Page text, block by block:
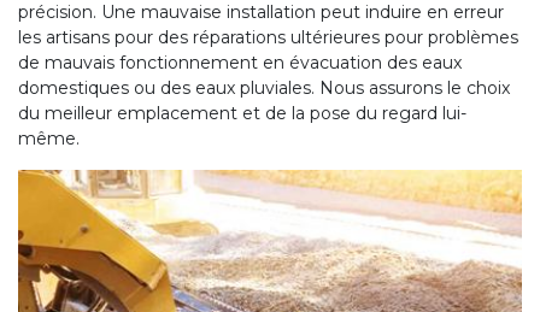
précision. Une mauvaise installation peut induire en erreur
les artisans pour des réparations ultérieures pour problèmes
de mauvais fonctionnement en évacuation des eaux
domestiques ou des eaux pluviales. Nous assurons le choix
du meilleur emplacement et de la pose du regard lui-
même.